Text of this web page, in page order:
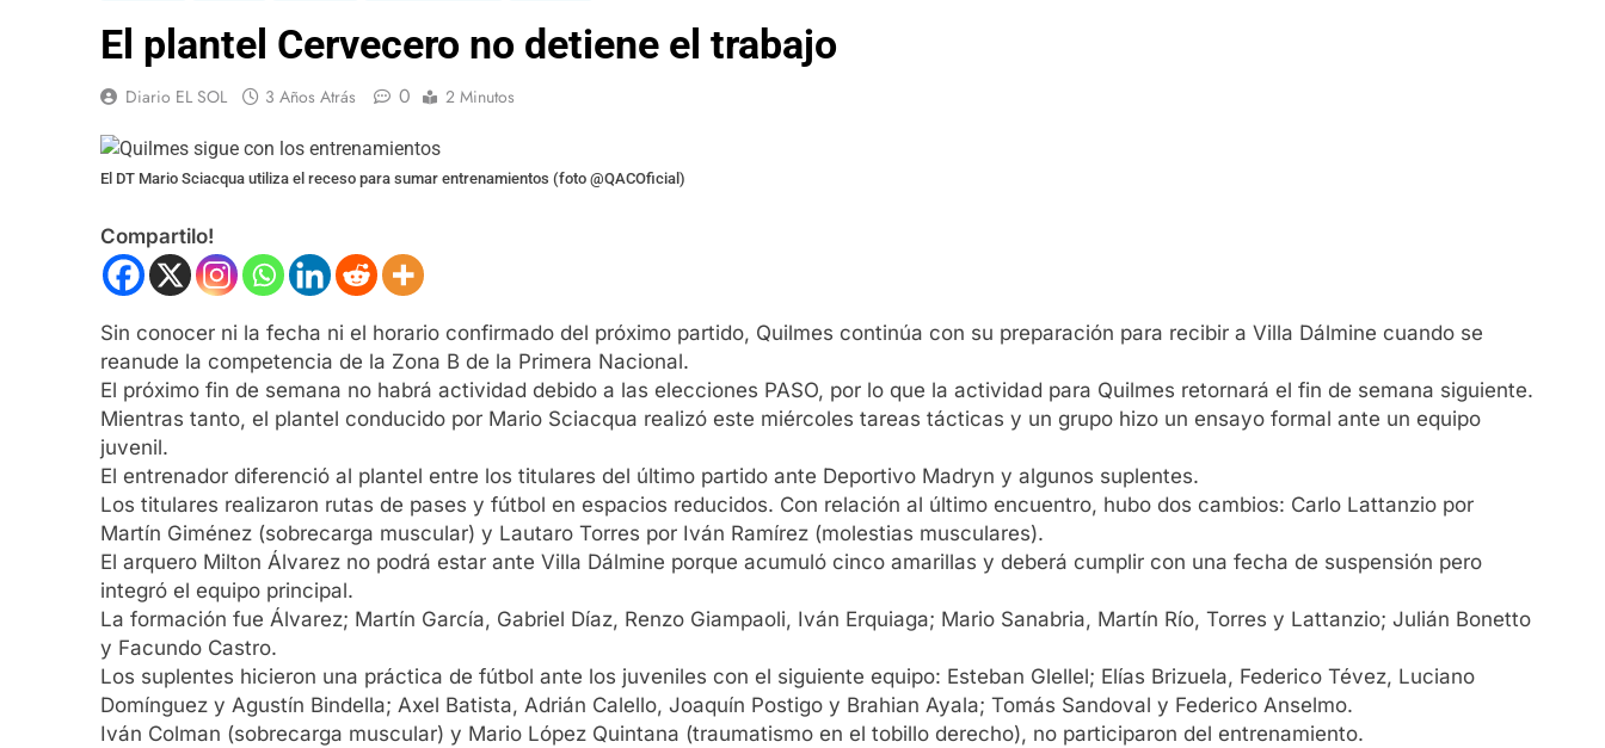
El plantel Cervecero no detiene el trabajo
Diario EL SOL 3 Años Atrás 0 2 Minutos
El DT Mario Sciacqua utiliza el receso para sumar entrenamientos (foto @QACOficial)
Compartilo!
Sin conocer ni la fecha ni el horario confirmado del próximo partido, Quilmes continúa con su preparación para recibir a Villa Dálmine cuando se
reanude la competencia de la Zona B de la Primera Nacional.
El próximo fin de semana no habrá actividad debido a las elecciones PASO, por lo que la actividad para Quilmes retornará el fin de semana siguiente.
Mientras tanto, el plantel conducido por Mario Sciacqua realizó este miércoles tareas tácticas y un grupo hizo un ensayo formal ante un equipo
juvenil.
El entrenador diferenció al plantel entre los titulares del último partido ante Deportivo Madryn y algunos suplentes.
Los titulares realizaron rutas de pases y fútbol en espacios reducidos. Con relación al último encuentro, hubo dos cambios: Carlo Lattanzio por
Martín Giménez (sobrecarga muscular) y Lautaro Torres por Iván Ramírez (molestias musculares).
El arquero Milton Álvarez no podrá estar ante Villa Dálmine porque acumuló cinco amarillas y deberá cumplir con una fecha de suspensión pero
integró el equipo principal.
La formación fue Álvarez; Martín García, Gabriel Díaz, Renzo Giampaoli, Iván Erquiaga; Mario Sanabria, Martín Río, Torres y Lattanzio; Julián Bonetto
y Facundo Castro.
Los suplentes hicieron una práctica de fútbol ante los juveniles con el siguiente equipo: Esteban Glellel; Elías Brizuela, Federico Tévez, Luciano
Domínguez y Agustín Bindella; Axel Batista, Adrián Calello, Joaquín Postigo y Brahian Ayala; Tomás Sandoval y Federico Anselmo.
Iván Colman (sobrecarga muscular) y Mario López Quintana (traumatismo en el tobillo derecho), no participaron del entrenamiento.